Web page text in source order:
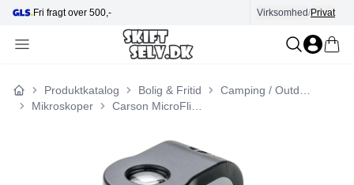
over 500,- Hjælp i kundecenter
Virksomhed/Privat
Forside
Produktkatalog Bolig & Fritid
Mikroskoper